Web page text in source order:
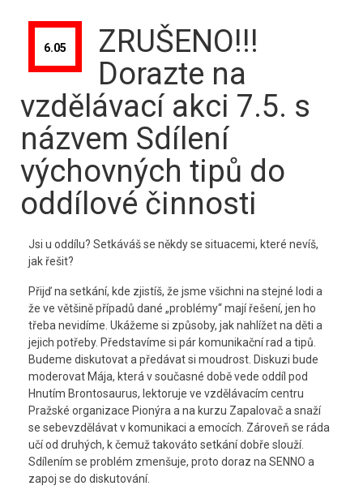
6.05
ZRUŠENO!!!
Dorazte na
vzdělávací akci 7.5. s
názvem Sdílení
výchovných tipů do
oddílové činnosti
Jsi u oddílu? Setkáváš se někdy se situacemi, které nevíš,
jak řešit?
Přijď na setkání, kde zjistíš, že jsme všichni na stejné lodi a
že ve většině případů dané „problémy“ mají řešení, jen ho
třeba nevidíme. Ukážeme si způsoby, jak nahlížet na děti a
jejich potřeby. Představíme si pár komunikační rad a tipů.
Budeme diskutovat a předávat si moudrost. Diskuzi bude
moderovat Mája, která v současné době vede oddíl pod
Hnutím Brontosaurus, lektoruje ve vzdělávacím centru
Pražské organizace Pionýra a na kurzu Zapalovač a snaží
se sebevzdělávat v komunikaci a emocích. Zároveň se ráda
učí od druhých, k čemuž takováto setkání dobře slouží.
Sdílením se problém zmenšuje, proto doraz na SENNO a
zapoj se do diskutování.